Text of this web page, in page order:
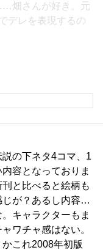
畑さんが好き。元
デレを表現するの
の下ネタ4コマ、1
容となっておりま
と比べると絵柄も
じが？あるし内容…
キャラクターもま
ワチャ感はない。
これ2008年初版